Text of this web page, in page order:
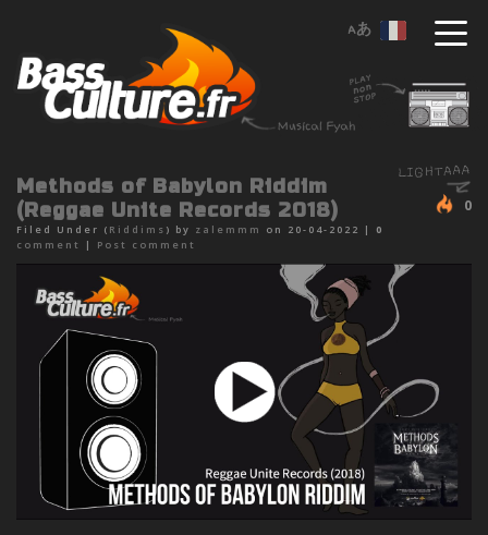
Methods of Babylon Riddim
(Reggae Unite Records 2018)
Filed Under ( Riddims ) by zalemmm on 20-04-2022 | 0
comment
| Post comment
0